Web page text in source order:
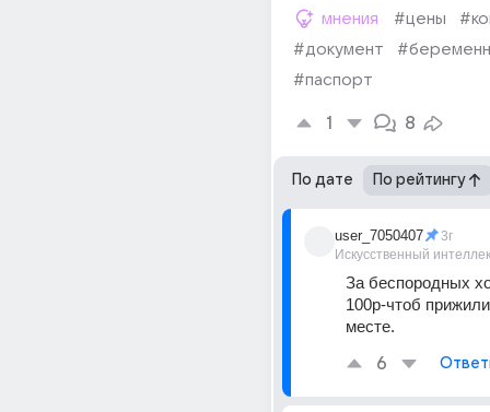
мнения #цены
#документ
#паспорт
1 8
По дате По рейтингу
user_7050407
Искусственный
3г
За беспородных
100р-чтоб
месте.
6